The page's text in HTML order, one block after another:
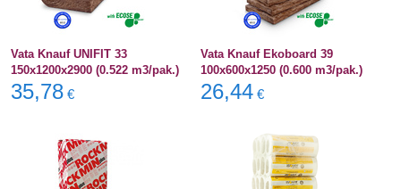
Vata Knauf UNIFIT 33
150x1200x2900 (0.522 m3/pak.)
35,78 €
Vata Knauf Ekoboard 39
100x600x1250 (0.600 m3/pak.)
26,44 €